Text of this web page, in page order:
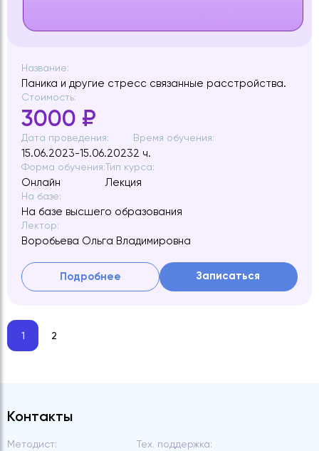
Название:
Паника и другие стресс связанные расстройства.
Стоимость:
3000 ₽
Дата проведения:
15.06.2023-15.06.2023
Время обучения:
2 ч.
Форма обучения:
Онлайн
Тип курса:
Лекция
На базе:
На базе высшего образования
Лектор:
Воробьева Ольга Владимировна
Подробнее Записаться
1 2
Контакты
Методист: Тех. поддержка: